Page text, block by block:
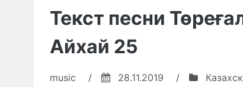
айтпа»
Айдар
—
Текст песни
Айxай 25
music / 28.11.2019 /